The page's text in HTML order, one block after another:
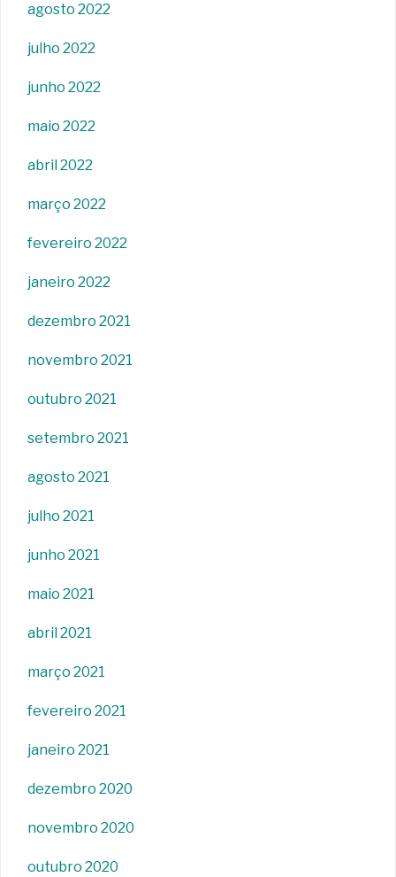
agosto 2022
julho 2022
junho 2022
maio 2022
abril 2022
março 2022
fevereiro 2022
janeiro 2022
dezembro 2021
novembro 2021
outubro 2021
setembro 2021
agosto 2021
julho 2021
junho 2021
maio 2021
abril 2021
março 2021
fevereiro 2021
janeiro 2021
dezembro 2020
novembro 2020
outubro 2020